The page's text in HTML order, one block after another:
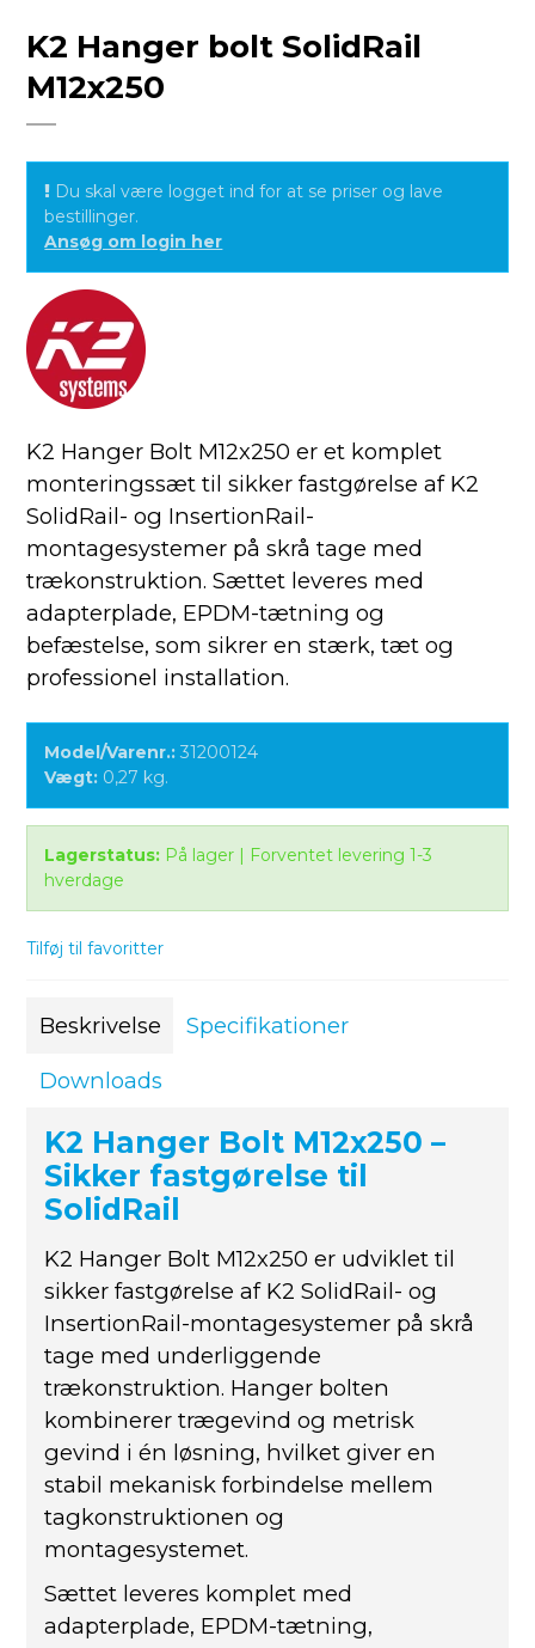
K2 Hanger bolt SolidRail
M12x250
Du skal være logget ind for at se priser og lave
bestillinger.
Ansøg om login her
K2 Hanger Bolt M12x250 er et komplet
monteringssæt til sikker fastgørelse af K2
SolidRail- og InsertionRail-
montagesystemer på skrå tage med
trækonstruktion. Sættet leveres med
adapterplade, EPDM-tætning og
befæstelse, som sikrer en stærk, tæt og
professionel installation.
Model/Varenr.: 31200124
Vægt: 0,27 kg.
Lagerstatus: På lager | Forventet levering 1-3
hverdage
Tilføj til favoritter
Beskrivelse Specifikationer
Downloads
K2 Hanger Bolt M12x250 –
Sikker fastgørelse til
SolidRail
K2 Hanger Bolt M12x250 er udviklet til
sikker fastgørelse af K2 SolidRail- og
InsertionRail-montagesystemer på skrå
tage med underliggende
trækonstruktion. Hanger bolten
kombinerer trægevind og metrisk
gevind i én løsning, hvilket giver en
stabil mekanisk forbindelse mellem
tagkonstruktionen og
montagesystemet.
Sættet leveres komplet med
adapterplade, EPDM-tætning,